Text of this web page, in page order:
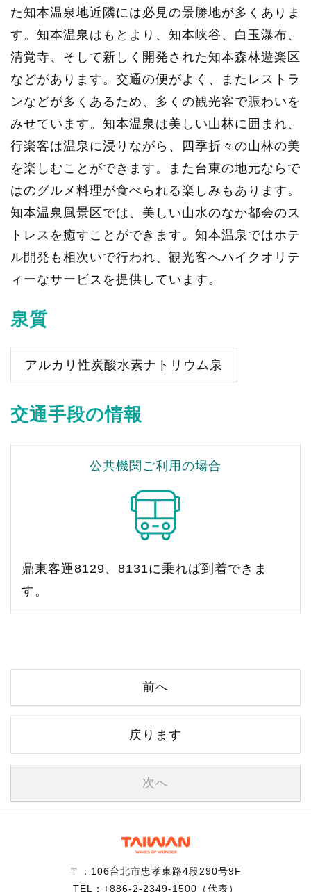
た知本温泉地近隣には必見の景勝地が多くありま
す。知本温泉はもとより、知本峡谷、白玉瀑布、
清覚寺、そして新しく開発された知本森林遊楽区
などがあります。交通の便がよく、またレストラ
ンなどが多くあるため、多くの観光客で賑わいを
みせています。知本温泉は美しい山林に囲まれ、
行楽客は温泉に浸りながら、四季折々の山林の美
を楽しむことができます。また台東の地元ならで
はのグルメ料理が食べられる楽しみもあります。
知本温泉風景区では、美しい山水のなか都会のス
トレスを癒すことができます。知本温泉ではホテ
ル開発も相次いで行われ、観光客へハイクオリテ
ィーなサービスを提供しています。
泉質
アルカリ性炭酸水素ナトリウム泉
交通手段の情報
公共機関ご利用の場合
鼎東客運8129、8131に乗れば到着できま
す。
前へ
戻ります
次へ
〒：106台北市忠孝東路4段290号9F
TEL：+886-2-2349-1500（代表）